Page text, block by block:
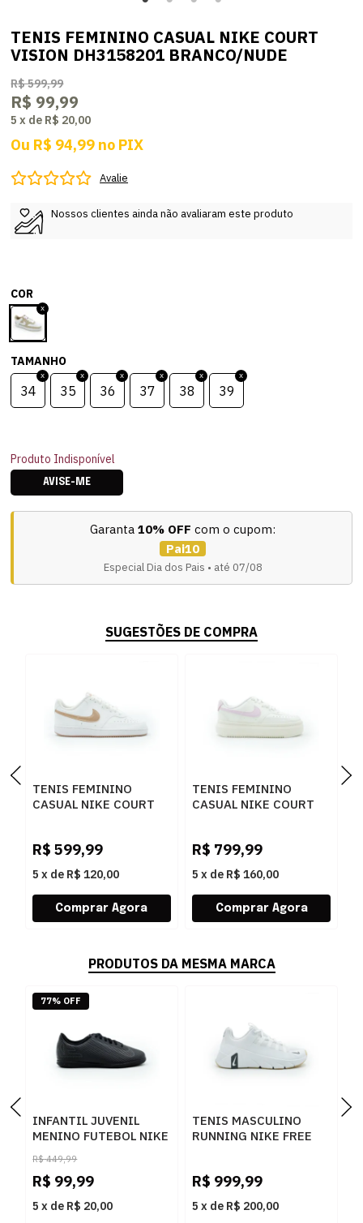
TENIS FEMININO CASUAL NIKE COURT
VISION DH3158201 BRANCO/NUDE
R$ 599,99
R$ 99,99
5 x de R$ 20,00
Ou R$ 94,99 no PIX
Avalie
Nossos clientes ainda não avaliaram este produto
COR
TAMANHO
34 35 36 37 38 39
Produto Indisponível
AVISE-ME
Garanta 10% OFF com o cupom:
Pai10
Especial Dia dos Pais • até 07/08
SUGESTÕES DE COMPRA
TENIS FEMININO
CASUAL NIKE COURT
R$ 599,99
5 x de R$ 120,00
TENIS FEMININO
CASUAL NIKE COURT
R$ 799,99
5 x de R$ 160,00
PRODUTOS DA MESMA MARCA
INFANTIL JUVENIL
MENINO FUTEBOL NIKE
VAPOR 16 C FQ8289002
PRETO
R$ 449,99
R$ 99,99
5 x de R$ 20,00
77% OFF
TENIS MASCULINO
RUNNING NIKE FREE
R$ 999,99
5 x de R$ 200,00